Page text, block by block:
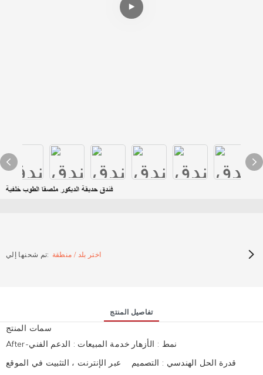
فندق حديقة الديكور ملصقا الطوب خلفية
تم شحنها إلي: اختر بلد / منطقة
تفاصيل المنتج
سمات المنتج
After-خدمة المبيعات : الدعم الفني
عبر الإنترنت ، التثبيت في الموقع
نمط : الأزهار
قدرة الحل الهندسي : التصميم